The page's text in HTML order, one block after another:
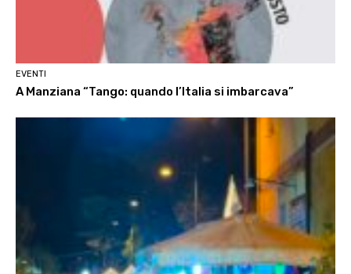
EVENTI
A Manziana “Tango: quando l’Italia si imbarcava”